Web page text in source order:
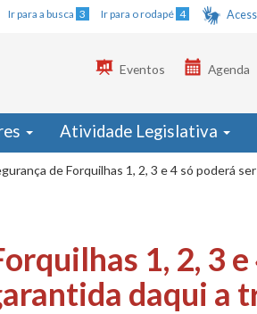
Ir para a busca 3 Ir para o rodapé 4
Eventos Agenda
Atividade Legislativa
de Forquilhas 1, 2, 3 e 4 só poderá
1, 2, 3 e
daqui a